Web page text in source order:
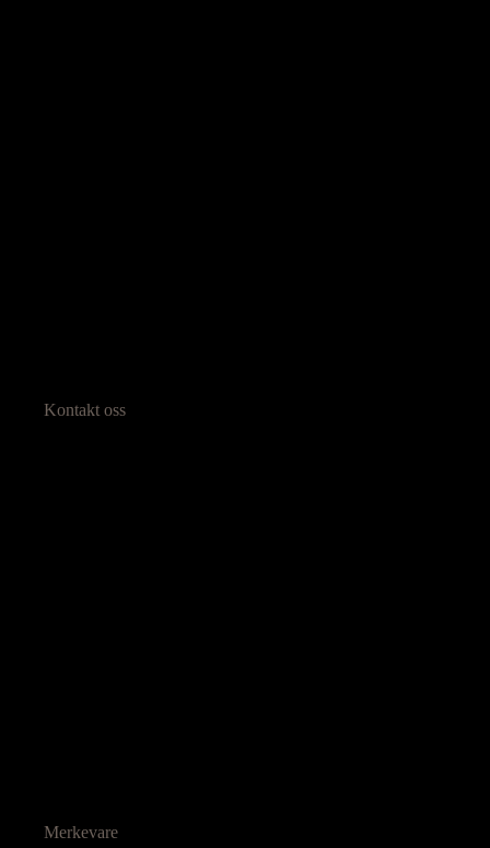
Kontakt oss
Merkevare